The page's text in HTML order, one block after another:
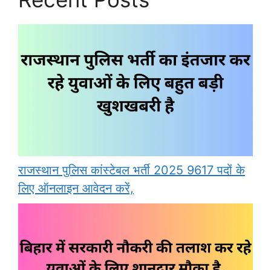
राजस्थान पुलिस कांस्टेबल भर्ती 2025 9617 पदों के
लिए ऑनलाइन आवेदन करें,